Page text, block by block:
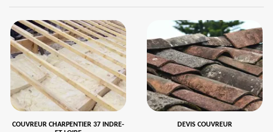
COUVREUR CHARPENTIER 37 INDRE-
DEVIS COUVREUR